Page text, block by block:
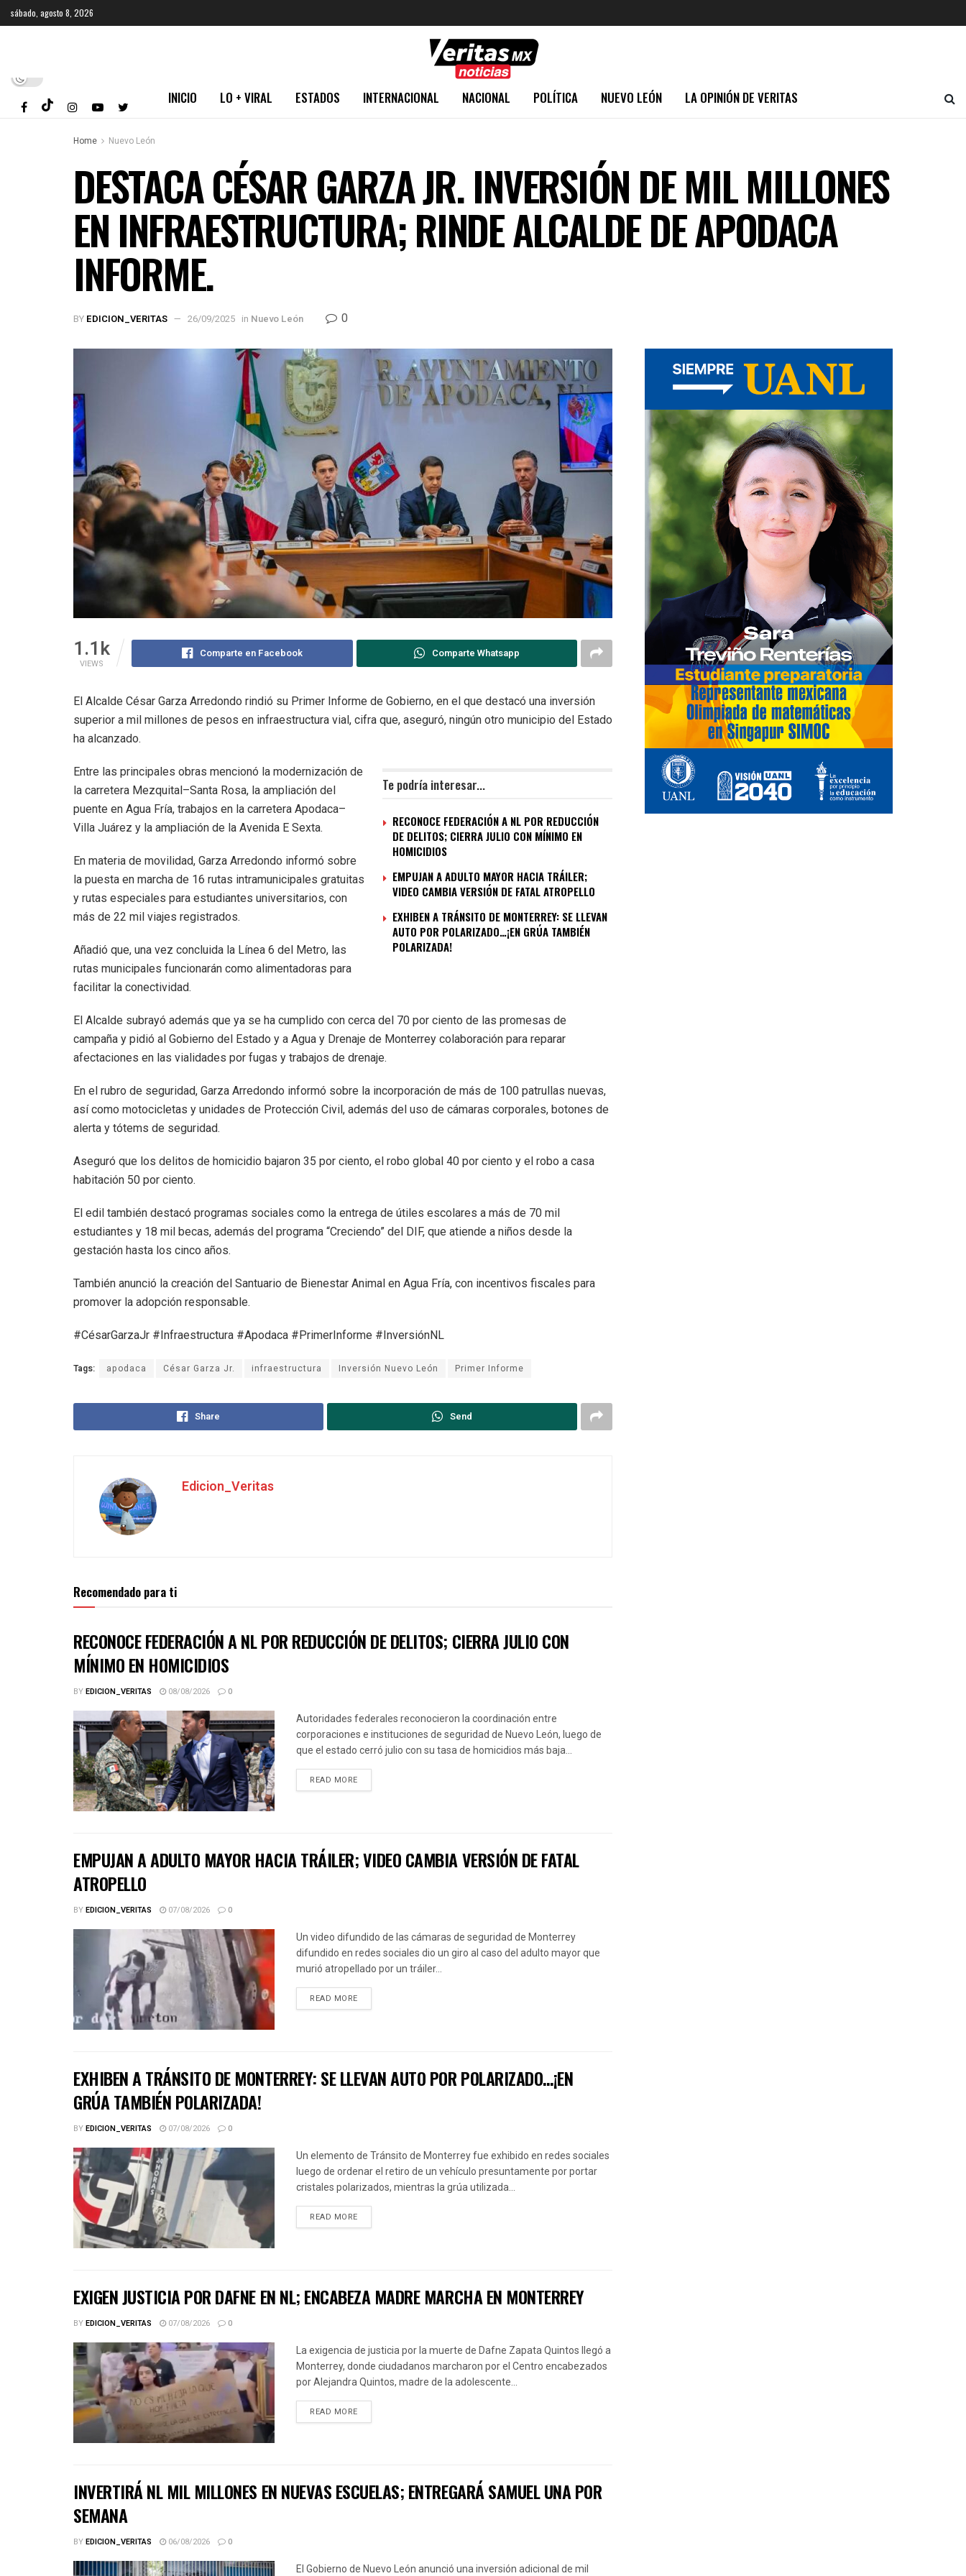
sábado, agosto 8, 2026
INICIO LO + VIRAL ESTADOS INTERNACIONAL NACIONAL POLÍTICA NUEVO LEÓN LA OPINIÓN DE VERITAS
Home Nuevo León
DESTACA CÉSAR GARZA JR. INVERSIÓN DE MIL MILLONES
EN INFRAESTRUCTURA; RINDE ALCALDE DE APODACA
INFORME.
BY EDICION_VERITAS 26/09/2025 in Nuevo León 0
1.1k
VIEWS
Comparte en Facebook Comparte Whatsapp
El Alcalde César Garza Arredondo rindió su Primer Informe de Gobierno, en el que destacó una inversión
superior a mil millones de pesos en infraestructura vial, cifra que, aseguró, ningún otro municipio del Estado
ha alcanzado.
Te podría interesar...
RECONOCE FEDERACIÓN A NL POR REDUCCIÓN
DE DELITOS; CIERRA JULIO CON MÍNIMO EN
HOMICIDIOS
EMPUJAN A ADULTO MAYOR HACIA TRÁILER;
VIDEO CAMBIA VERSIÓN DE FATAL ATROPELLO
EXHIBEN A TRÁNSITO DE MONTERREY: SE LLEVAN
AUTO POR POLARIZADO…¡EN GRÚA TAMBIÉN
POLARIZADA!
Entre las principales obras mencionó la modernización de
la carretera Mezquital–Santa Rosa, la ampliación del
puente en Agua Fría, trabajos en la carretera Apodaca–
Villa Juárez y la ampliación de la Avenida E Sexta.
En materia de movilidad, Garza Arredondo informó sobre
la puesta en marcha de 16 rutas intramunicipales gratuitas
y rutas especiales para estudiantes universitarios, con
más de 22 mil viajes registrados.
Añadió que, una vez concluida la Línea 6 del Metro, las
rutas municipales funcionarán como alimentadoras para
facilitar la conectividad.
El Alcalde subrayó además que ya se ha cumplido con cerca del 70 por ciento de las promesas de
campaña y pidió al Gobierno del Estado y a Agua y Drenaje de Monterrey colaboración para reparar
afectaciones en las vialidades por fugas y trabajos de drenaje.
En el rubro de seguridad, Garza Arredondo informó sobre la incorporación de más de 100 patrullas nuevas,
así como motocicletas y unidades de Protección Civil, además del uso de cámaras corporales, botones de
alerta y tótems de seguridad.
Aseguró que los delitos de homicidio bajaron 35 por ciento, el robo global 40 por ciento y el robo a casa
habitación 50 por ciento.
El edil también destacó programas sociales como la entrega de útiles escolares a más de 70 mil
estudiantes y 18 mil becas, además del programa “Creciendo” del DIF, que atiende a niños desde la
gestación hasta los cinco años.
También anunció la creación del Santuario de Bienestar Animal en Agua Fría, con incentivos fiscales para
promover la adopción responsable.
#CésarGarzaJr #Infraestructura #Apodaca #PrimerInforme #InversiónNL
Tags: apodaca César Garza Jr. infraestructura Inversión Nuevo León Primer Informe
Share Send
Edicion_Veritas
Recomendado para ti
RECONOCE FEDERACIÓN A NL POR REDUCCIÓN DE DELITOS; CIERRA JULIO CON
MÍNIMO EN HOMICIDIOS
BYEDICION_VERITAS 08/08/2026 0
Autoridades federales reconocieron la coordinación entre
corporaciones e instituciones de seguridad de Nuevo León, luego de
que el estado cerró julio con su tasa de homicidios más baja...
READ MORE
EMPUJAN A ADULTO MAYOR HACIA TRÁILER; VIDEO CAMBIA VERSIÓN DE FATAL
ATROPELLO
BYEDICION_VERITAS 07/08/2026 0
Un video difundido de las cámaras de seguridad de Monterrey
difundido en redes sociales dio un giro al caso del adulto mayor que
murió atropellado por un tráiler...
READ MORE
EXHIBEN A TRÁNSITO DE MONTERREY: SE LLEVAN AUTO POR POLARIZADO…¡EN
GRÚA TAMBIÉN POLARIZADA!
BYEDICION_VERITAS 07/08/2026 0
Un elemento de Tránsito de Monterrey fue exhibido en redes sociales
luego de ordenar el retiro de un vehículo presuntamente por portar
cristales polarizados, mientras la grúa utilizada...
READ MORE
EXIGEN JUSTICIA POR DAFNE EN NL; ENCABEZA MADRE MARCHA EN MONTERREY
BYEDICION_VERITAS 07/08/2026 0
La exigencia de justicia por la muerte de Dafne Zapata Quintos llegó a
Monterrey, donde ciudadanos marcharon por el Centro encabezados
por Alejandra Quintos, madre de la adolescente...
READ MORE
INVERTIRÁ NL MIL MILLONES EN NUEVAS ESCUELAS; ENTREGARÁ SAMUEL UNA POR
SEMANA
BYEDICION_VERITAS 06/08/2026 0
El Gobierno de Nuevo León anunció una inversión adicional de mil